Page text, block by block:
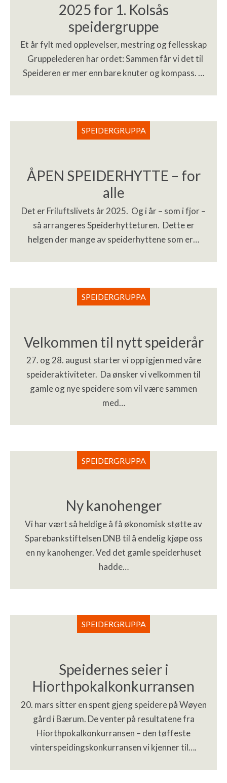
2025 for 1. Kolsås
speidergruppe
Et år fylt med opplevelser, mestring og fellesskap
Gruppelederen har ordet: Sammen får vi det til
Speideren er mer enn bare knuter og kompass. …
ÅPEN SPEIDERHYTTE – for
alle
Det er Friluftslivets år 2025. Og i år – som i fjor –
så arrangeres Speiderhytteturen. Dette er
helgen der mange av speiderhyttene som er…
SPEIDERGRUPPA
Velkommen til nytt speiderår
27. og 28. august starter vi opp igjen med våre
speideraktiviteter. Da ønsker vi velkommen til
gamle og nye speidere som vil være sammen
med…
SPEIDERGRUPPA
Ny kanohenger
Vi har vært så heldige å få økonomisk støtte av
Sparebankstiftelsen DNB til å endelig kjøpe oss
en ny kanohenger. Ved det gamle speiderhuset
hadde…
SPEIDERGRUPPA
Speidernes seier i
Hiorthpokalkonkurransen
20. mars sitter en spent gjeng speidere på Wøyen
gård i Bærum. De venter på resultatene fra
Hiorthpokalkonkurransen – den tøffeste
vinterspeidingskonkurransen vi kjenner til….
SPEIDERGRUPPA